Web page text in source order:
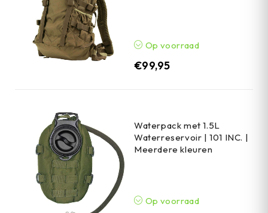
Op voorraad
€99,95
Waterpack met 1.5L
Waterreservoir | 101 INC. |
Meerdere kleuren
Op voorraad